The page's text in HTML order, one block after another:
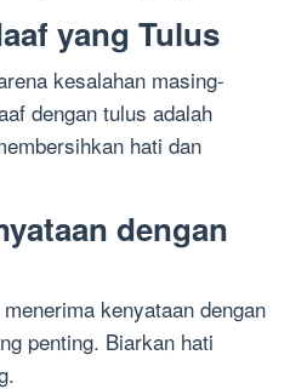
yang Tulus
kesalahan masing-
dengan tulus adalah
hati dan
dengan
kenyataan dengan
penting. Biarkan hati